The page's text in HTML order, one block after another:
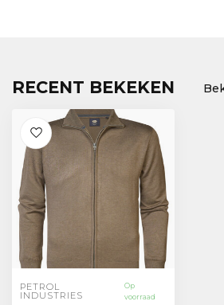
RECENT BEKEKEN
PETROL
INDUSTRIES
Op
voorraad